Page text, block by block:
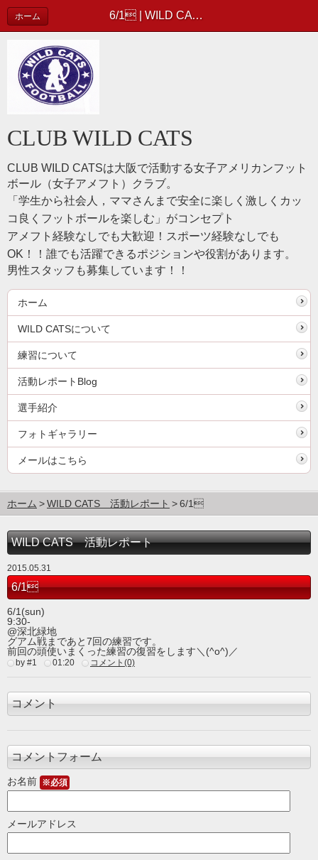
6/1 | WILD CATS 活動レポート
ホーム
CLUB WILD CATS
CLUB WILD CATSは大阪で活動する女子アメリカンフット
ボール（女子アメフト）クラブ。
「学生から社会人，ママさんまで安全に楽しく激しくカッ
コ良くフットボールを楽しむ」がコンセプト
アメフト経験なしでも大歓迎！スポーツ経験なしでも
OK！！誰でも活躍できるポジションや役割があります。
男性スタッフも募集しています！！
ホーム
WILD CATSについて
練習について
活動レポートBlog
選手紹介
フォトギャラリー
メールはこちら
ホーム WILD CATS 活動レポート 6/1
WILD CATS 活動レポート
2015.05.31
6/1
6/1(sun)
9:30-
@深北緑地
グアム戦まであと7回の練習です。
前回の頭使いまくった練習の復習をします＼(^o^)／
by #1 01:20 コメント(0)
コメント
コメントフォーム
お名前 ※必須
メールアドレス